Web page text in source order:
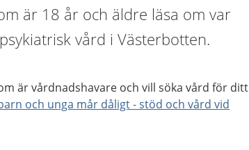
är 18 år och äldre läsa om var
vård i Västerbotten.
är vårdnadshavare och vill söka vård för ditt
och unga mår dåligt - stöd och vård vid